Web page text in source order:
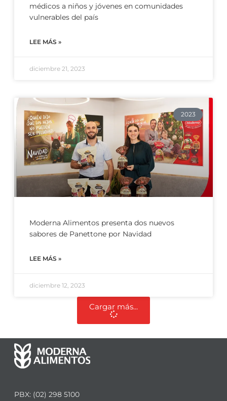
médicos a niños y jóvenes en comunidades
vulnerables del país
LEE MÁS »
diciembre 21, 2023
2023
Moderna Alimentos presenta dos nuevos
sabores de Panettone por Navidad
LEE MÁS »
diciembre 12, 2023
Cargar más...
PBX: (02) 298 5100